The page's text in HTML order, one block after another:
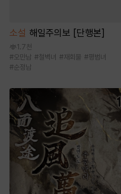
소설 해일주의보 [단행본]
1.7천
#오만남 #철벽녀 # 재회물 #평범녀
#순정남